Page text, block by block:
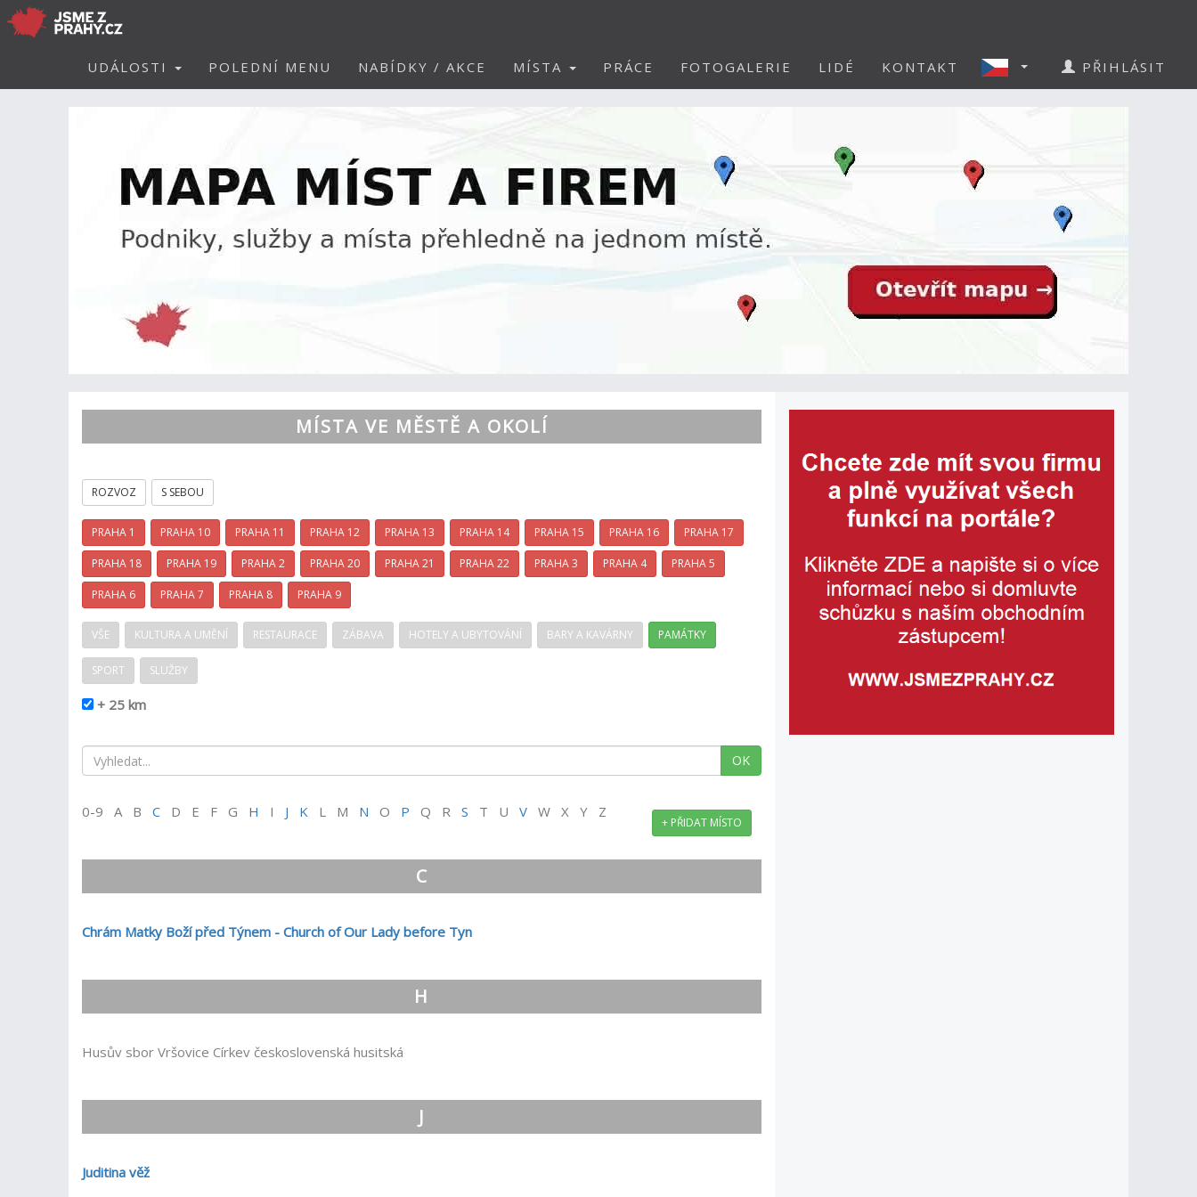
UDÁLOSTI POLEDNÍ MENU NABÍDKY / AKCE MÍSTA PRÁCE FOTOGALERIE LIDÉ KONTAKT PŘIHLÁSIT
MÍSTA VE MĚSTĚ A OKOLÍ
ROZVOZ S SEBOU
PRAHA 1 PRAHA 10 PRAHA 11 PRAHA 12 PRAHA 13 PRAHA 14 PRAHA 15 PRAHA 16 PRAHA 17
PRAHA 18 PRAHA 19 PRAHA 2 PRAHA 20 PRAHA 21 PRAHA 22 PRAHA 3 PRAHA 4 PRAHA 5
PRAHA 6 PRAHA 7 PRAHA 8 PRAHA 9
VŠE KULTURA A UMĚNÍ RESTAURACE ZÁBAVA HOTELY A UBYTOVÁNÍ BARY A KAVÁRNY PAMÁTKY
SPORT SLUŽBY
+ 25 km
OK
+ PŘIDAT MÍSTO
0-9 A B C D E F G H I J K L M N O P Q R S T U V W X Y Z
C
Chrám Matky Boží před Týnem - Church of Our Lady before Tyn
H
Husův sbor Vršovice Církev československá husitská
J
Juditina věž